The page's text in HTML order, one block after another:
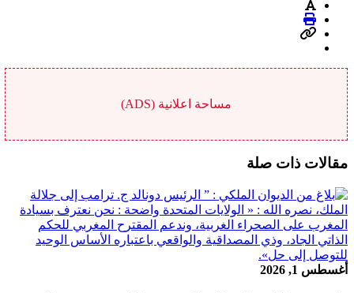
مساحة اعلانية (ADS)
مقالات ذات صلة
أغسطس 1, 2026